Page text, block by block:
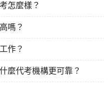
怎麼樣？
嗎？
作？
麼代考機構更可靠？